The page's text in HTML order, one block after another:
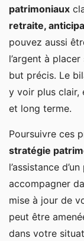
patrimoniaux
retraite,
pouvez aussi
l’argent à
but précis. Le
y voir plus clair,
et long terme.
Poursuivre ces
stratégie
l’assistance
accompagner
mise à jour de
peut être
dans votre